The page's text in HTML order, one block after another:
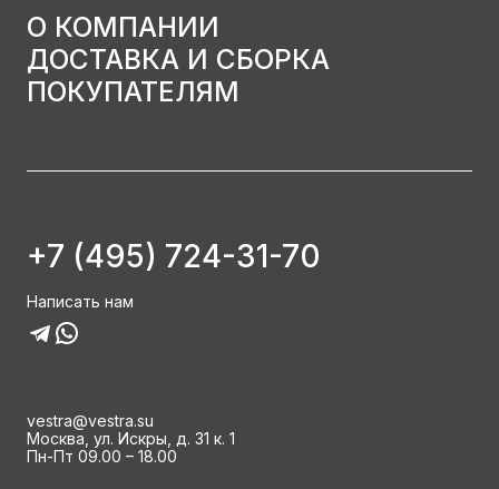
О КОМПАНИИ
ДОСТАВКА И СБОРКА
ПОКУПАТЕЛЯМ
+7 (495) 724-31-70
Написать нам
vestra@vestra.su
Москва, ул. Искры, д. 31 к. 1
Пн-Пт 09.00 – 18.00